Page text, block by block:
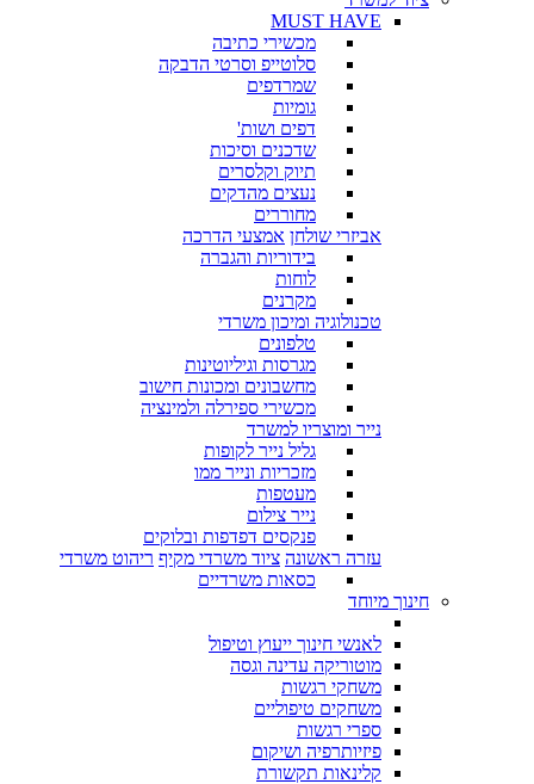
MUST HAVE
מכשירי כתיבה
סלוטייפ וסרטי הדבקה
שמרדפים
גומיות
דפים ושות'
שדכנים וסיכות
תיוק וקלסרים
נעצים מהדקים
מחוררים
אביזרי שולחן אמצעי הדרכה
בידוריות והגברה
לוחות
מקרנים
טכנולוגיה ומיכון משרדי
טלפונים
מגרסות וגיליוטינות
מחשבונים ומכונות חישוב
מכשירי ספירלה ולמינציה
נייר ומוצריו למשרד
גליל נייר לקופות
מזכריות ונייר ממו
מעטפות
נייר צילום
פנקסים דפדפות ובלוקים
עזרה ראשונה ציוד משרדי מקיף ריהוט משרדי
כסאות משרדיים
חינוך מיוחד
לאנשי חינוך ייעוץ וטיפול
מוטוריקה עדינה וגסה
משחקי רגשות
משחקים טיפוליים
ספרי רגשות
פיזיותרפיה ושיקום
קלינאות תקשורת